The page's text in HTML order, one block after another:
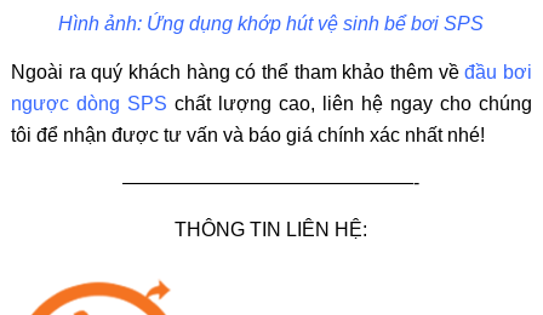
Hình ảnh: Ứng dụng khớp hút vệ sinh bể bơi SPS
Ngoài ra quý khách hàng có thể tham khảo thêm vềđầu bơi
ngược dòng SPS chất lượng cao, liên hệ ngay cho chúng
tôi để nhận được tư vấn và báo giá chính xác nhất nhé!
———————————————-
THÔNG TIN LIÊN HỆ: